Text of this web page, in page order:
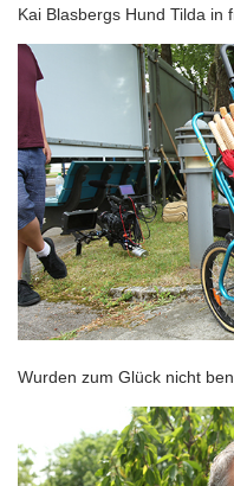
Kai Blasbergs Hund Tilda in
Wurden zum Glück nicht